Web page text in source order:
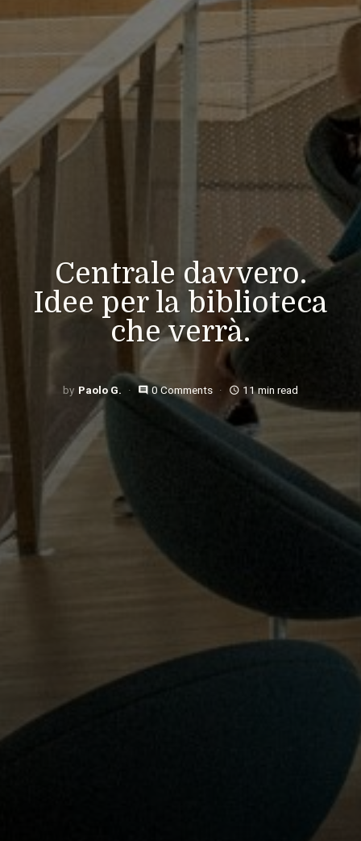
Centrale davvero.
Idee per la biblioteca
che verrà.
Paolo G. comment 0 Comments access_time 11 min read